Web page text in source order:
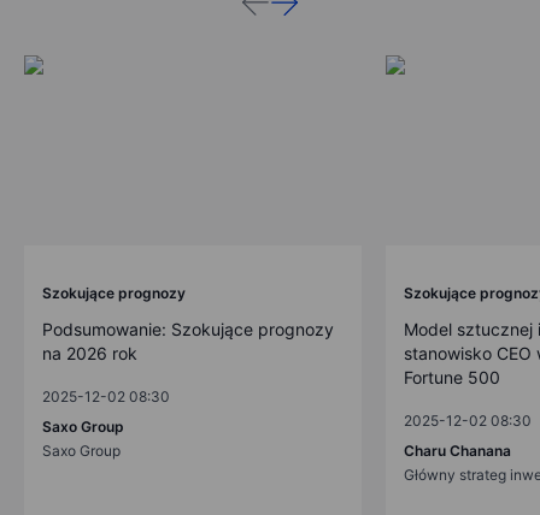
Szokujące prognozy
Podsumowanie: Szokujące prognozy
na 2026 rok
2025-12-02 08:30
Saxo Group
Saxo Group
Szokujące
Model sztucznej
stanowisko CEO
Fortune 500
2025-12-02 08:30
Charu Chanana
Główny strateg